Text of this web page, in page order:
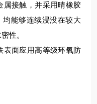
属接触，并采用晴橡胶
均能够连续浸没在较大
性。
表面应用高等级环氧防